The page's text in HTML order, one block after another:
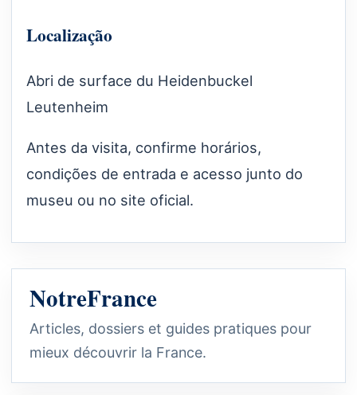
Localização
Abri de surface du Heidenbuckel
Leutenheim
Antes da visita, confirme horários,
condições de entrada e acesso junto do
museu ou no site oficial.
NotreFrance
Articles, dossiers et guides pratiques pour
mieux découvrir la France.